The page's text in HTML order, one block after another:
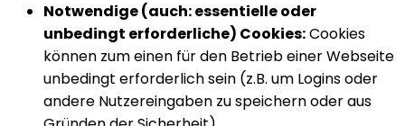
Notwendige (auch: essentielle oder
unbedingt erforderliche) Cookies:Cookies
können zum einen für den Betrieb einer Webseite
unbedingt erforderlich sein (z.B. um Logins oder
andere Nutzereingaben zu speichern oder aus